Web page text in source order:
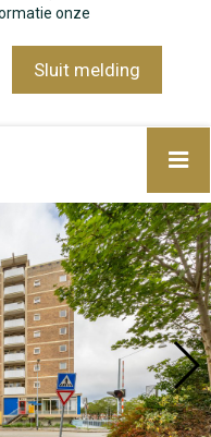
onze
Sluit melding